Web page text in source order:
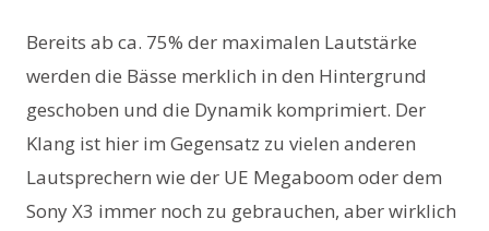
Bereits ab ca. 75% der maximalen Lautstärke
werden die Bässe merklich in den Hintergrund
geschoben und die Dynamik komprimiert. Der
Klang ist hier im Gegensatz zu vielen anderen
Lautsprechern wie der UE Megaboom oder dem
Sony X3 immer noch zu gebrauchen, aber wirklich